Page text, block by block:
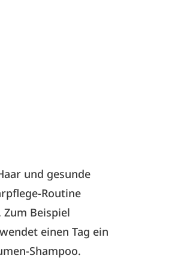
und gesunde
Routine
Beispiel
einen Tag ein
Shampoo.